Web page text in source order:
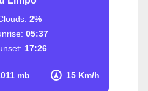
mb 15 Km/h
2%
05:37
17:26